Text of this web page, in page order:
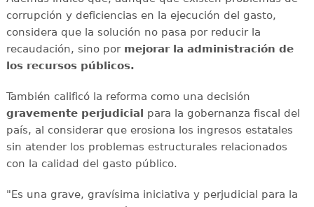
corrupción y deficiencias en la ejecución del gasto,
considera que la solución no pasa por reducir la
recaudación, sino por mejorar la administración de
los recursos públicos.
También calificó la reforma como una decisión
gravemente perjudicial para la gobernanza fiscal del
país, al considerar que erosiona los ingresos estatales
sin atender los problemas estructurales relacionados
con la calidad del gasto público.
"Es una grave, gravísima iniciativa y perjudicial para la